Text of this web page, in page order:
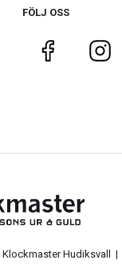
FÖLJ OSS
Hudiksvall |